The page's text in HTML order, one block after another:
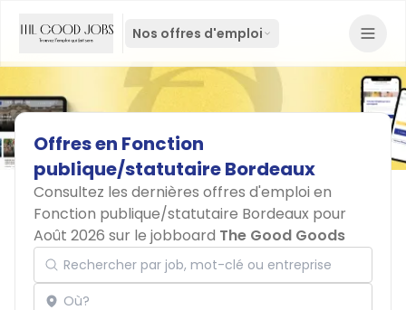
Nos offres d'emploi
Offresen Fonction
publique/statutaireBordeaux
Consultez les dernières offres d'emploi en
Fonction publique/statutaire Bordeaux pour
Août 2026 sur le jobboard The Good Goods
Rechercher par job, mot-clé ou entreprise
Localisation